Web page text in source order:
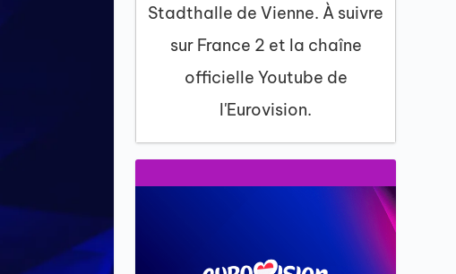
Stadthalle de Vienne. À suivre
sur France 2 et la chaîne
officielle Youtube de
l'Eurovision.